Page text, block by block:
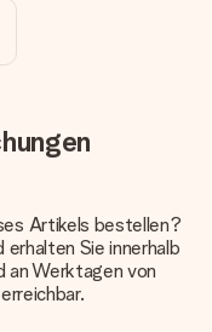
um deinem
Geschenk
qualitativ
du dir nicht sicher
aufweist, wende
füge dein Foto
Artikels bestellen?
erhalten Sie innerhalb
an Werktagen von